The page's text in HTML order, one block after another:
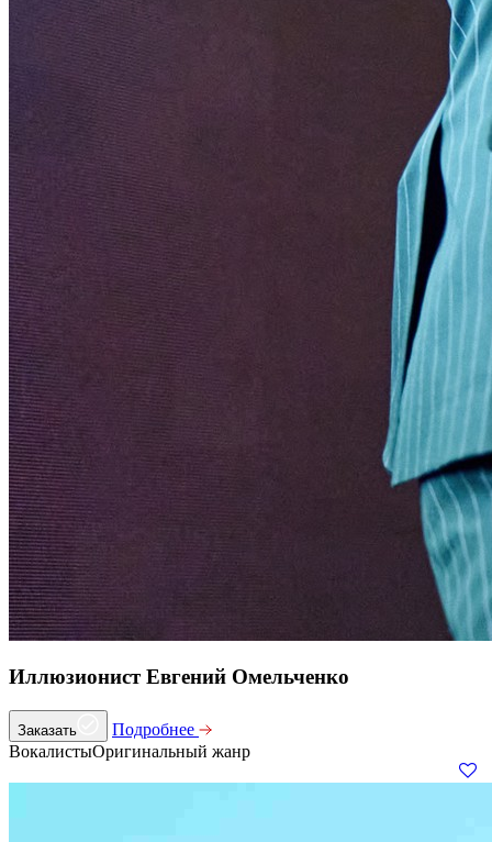
Иллюзионист Евгений Омельченко
Заказать
Подробнее
ВокалистыОригинальный жанр